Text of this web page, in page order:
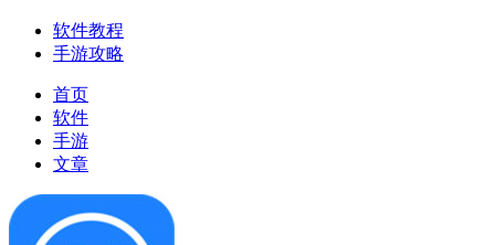
软件教程
手游攻略
首页
软件
手游
文章